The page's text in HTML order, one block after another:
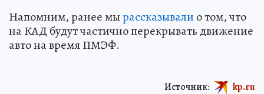
Напомним, ранее мырассказывали о том, что
на КАД будут частично перекрывать движение
авто на время ПМЭФ.
Источник: kp.ru